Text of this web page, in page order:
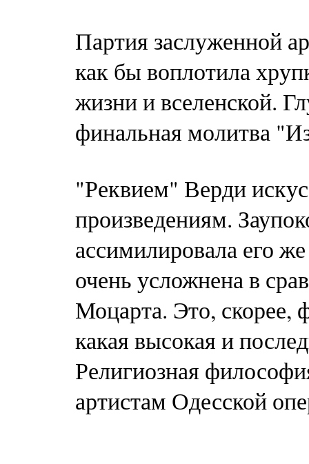
Партия заслуженной
как бы воплотила
жизни и вселенской.
финальная молитва
"Реквием" Верди
произведениям.
ассимилировала его
очень усложнена в
Моцарта. Это, скорее,
какая высокая и
Религиозная
артистам Одесской